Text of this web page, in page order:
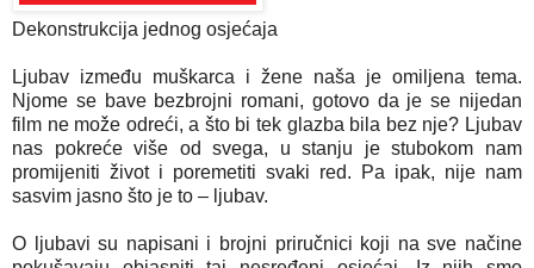
Dekonstrukcija jednog osjećaja
Ljubav između muškarca i žene naša je omiljena tema.
Njome se bave bezbrojni romani, gotovo da je se nijedan
film ne može odreći, a što bi tek glazba bila bez nje? Ljubav
nas pokreće više od svega, u stanju je stubokom nam
promijeniti život i poremetiti svaki red. Pa ipak, nije nam
sasvim jasno što je to – ljubav.
O ljubavi su napisani i brojni priručnici koji na sve načine